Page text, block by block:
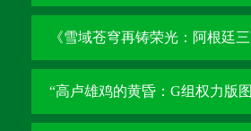
《雪域苍穹再铸荣光：阿根廷三